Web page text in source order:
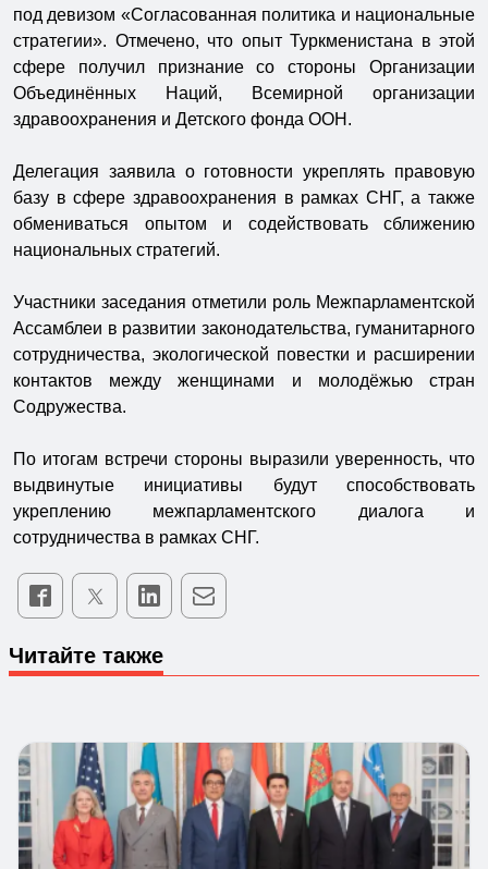
под девизом «Согласованная политика и национальные
стратегии». Отмечено, что опыт Туркменистана в этой
сфере получил признание со стороны Организации
Объединённых Наций, Всемирной организации
здравоохранения и Детского фонда ООН.
Делегация заявила о готовности укреплять правовую
базу в сфере здравоохранения в рамках СНГ, а также
обмениваться опытом и содействовать сближению
национальных стратегий.
Участники заседания отметили роль Межпарламентской
Ассамблеи в развитии законодательства, гуманитарного
сотрудничества, экологической повестки и расширении
контактов между женщинами и молодёжью стран
Содружества.
По итогам встречи стороны выразили уверенность, что
выдвинутые инициативы будут способствовать
укреплению межпарламентского диалога и
сотрудничества в рамках СНГ.
Читайте также